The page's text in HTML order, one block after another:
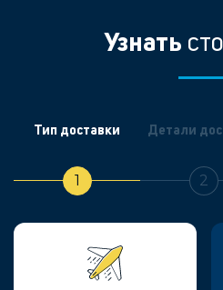
Узнать
Тип доставки
1
Детали
2